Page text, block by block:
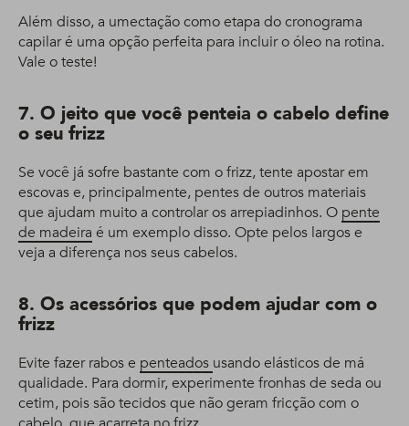
Além disso, a umectação como etapa do cronograma
capilar é uma opção perfeita para incluir o óleo na rotina.
Vale o teste!
7. O jeito que você penteia o cabelo define
o seu frizz
Se você já sofre bastante com o frizz, tente apostar em
escovas e, principalmente, pentes de outros materiais
que ajudam muito a controlar os arrepiadinhos. O pente
de madeira é um exemplo disso. Opte pelos largos e
veja a diferença nos seus cabelos.
8. Os acessórios que podem ajudar com o
frizz
Evite fazer rabos e penteados usando elásticos de má
qualidade. Para dormir, experimente fronhas de seda ou
cetim, pois são tecidos que não geram fricção com o